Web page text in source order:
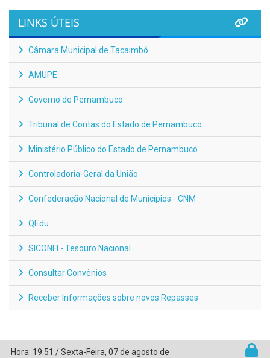
LINKS ÚTEIS
Câmara Municipal de Tacaimbó
AMUPE
Governo de Pernambuco
Tribunal de Contas do Estado de Pernambuco
Ministério Público do Estado de Pernambuco
Controladoria-Geral da União
Confederação Nacional de Municípios - CNM
QEdu
SICONFI - Tesouro Nacional
Consultar Convênios
Receber Informações sobre novos Repasses
Hora: 19:51 /Sexta-Feira, 07 de agosto de